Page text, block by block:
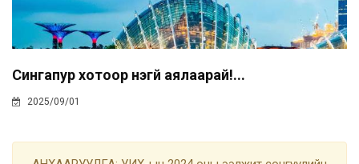
Сингапур хотоор үнэгүй аялаарай!...
2025/09/01